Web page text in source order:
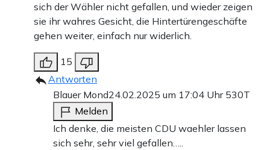
sich der Wähler nicht gefallen, und wieder zeigen
sie ihr wahres Gesicht, die Hintertürengeschäfte
gehen weiter, einfach nur widerlich.
15
Antworten
Blauer Mond24.02.2025 um 17:04 Uhr 530T
Melden
Ich denke, die meisten CDU waehler lassen
sich sehr, sehr viel gefallen…..